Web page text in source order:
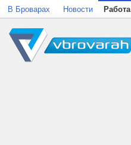
В Броварах Новости Работа